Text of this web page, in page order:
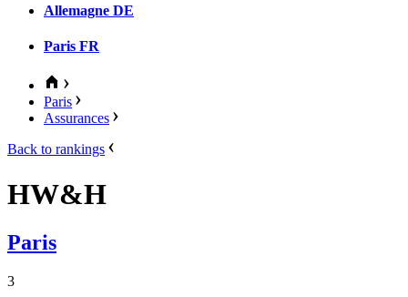
Allemagne DE
Paris FR
Paris
Assurances
Back to rankings
HW&H
Paris
3